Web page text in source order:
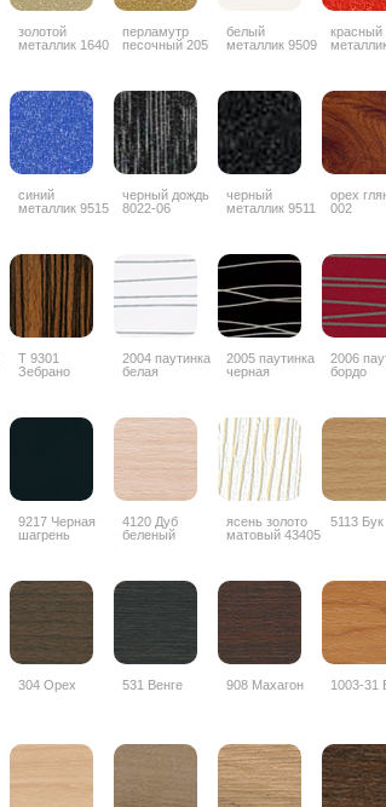
золотой
металлик 1640
перламутр
песочный 205
белый
металлик 9509
красный
синий
металлик 9515
черный дождь
8022-06
черный
металлик 9511
орех
002
Т 9301
Зебрано
2004 паутинка
белая
2005 паутинка
черная
2006
бордо
9217 Черная
шагрень
4120 Дуб
беленый
ясень золото
матовый 43405
5113 Бук
304 Орех 531 Венге 908 Махагон 1003-31